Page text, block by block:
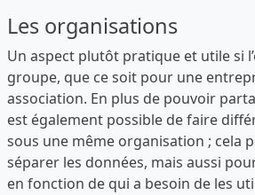
Les organisations
Un aspect plutôt pratique et utile si
groupe, que ce soit pour une
association. En plus de pouvoir
est également possible de faire
sous une même organisation ; cela
séparer les données, mais aussi
en fonction de qui a besoin de les